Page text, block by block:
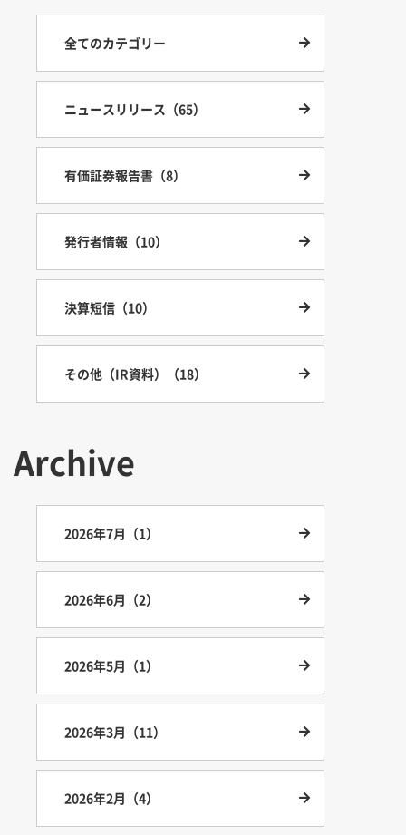
全てのカテゴリー
ニュースリリース（65）
有価証券報告書（8）
発行者情報（10）
決算短信（10）
その他（IR資料）（18）
Archive
2026年7月（1）
2026年6月（2）
2026年5月（1）
2026年3月（11）
2026年2月（4）